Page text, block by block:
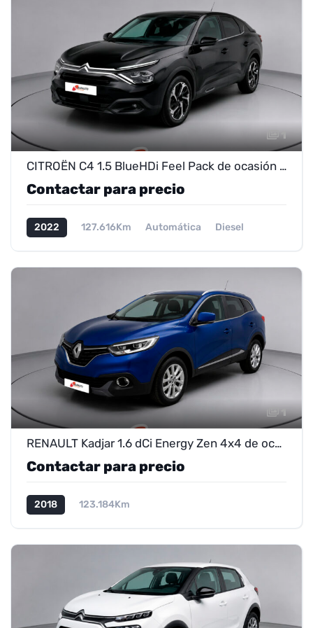
1
CITROËN C4 1.5 BlueHDi Feel Pack de ocasión – Próximamente en exposición
Contactar para precio
2022 127.616Km Automática Diesel
1
RENAULT Kadjar 1.6 dCi Energy Zen 4x4 de ocasión – Próximamente en exposición
Contactar para precio
2018 123.184Km